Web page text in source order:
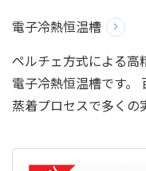
電子冷熱恒温槽
ペルチェ方式による高
電子冷熱恒温槽です。
蒸着プロセスで多くの